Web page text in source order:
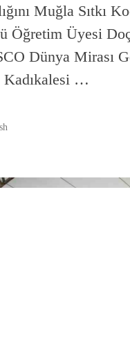
Muğla Sıtkı
Öğretim Üyesi
Dünya Mirası
Kadıkalesi …